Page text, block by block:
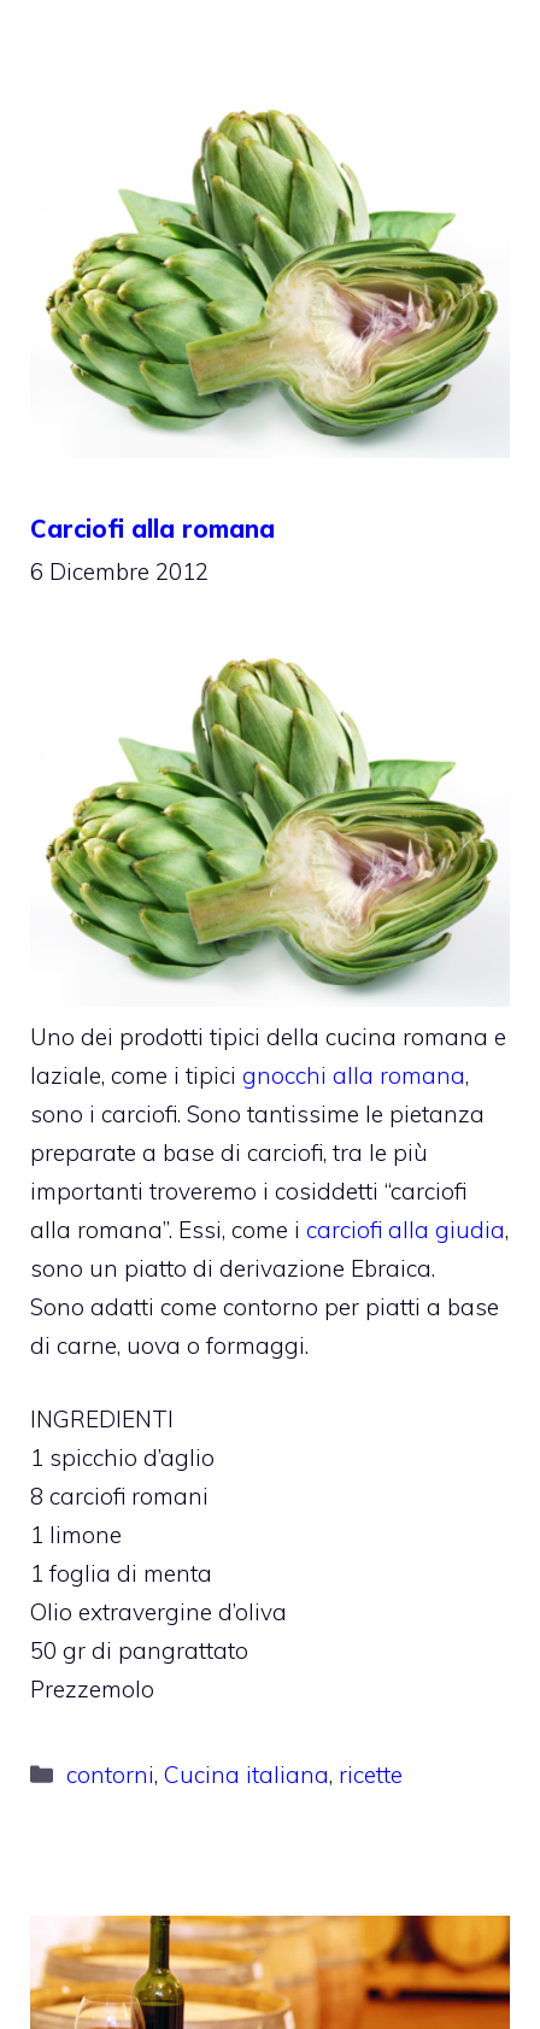
Carciofi alla romana
6 Dicembre 2012
Uno dei prodotti tipici della cucina romana e
laziale, come i tipici gnocchi alla romana,
sono i carciofi. Sono tantissime le pietanza
preparate a base di carciofi, tra le più
importanti troveremo i cosiddetti “carciofi
alla romana”. Essi, come i carciofi alla giudia,
sono un piatto di derivazione Ebraica.
Sono adatti come contorno per piatti a base
di carne, uova o formaggi.
INGREDIENTI
1 spicchio d’aglio
8 carciofi romani
1 limone
1 foglia di menta
Olio extravergine d’oliva
50 gr di pangrattato
Prezzemolo
Categorie
contorni,Cucina italiana, ricette